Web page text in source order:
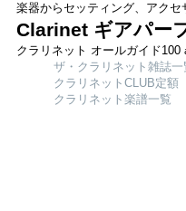
楽器からセッティング、アクセ
Clarinet ギアパー
クラリネット オールガイド100
ザ・クラリネット雑誌一
クラリネットCLUB定額
クラリネット楽譜一覧